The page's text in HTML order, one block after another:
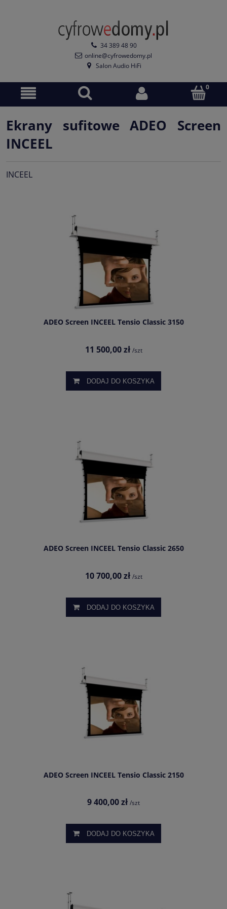
34 389 48 90
online@cyfrowedomy.pl
Salon Audio HiFi
Ekrany sufitowe ADEO Screen
INCEEL
INCEEL
ADEO Screen INCEEL Tensio Classic 3150
11 500,00 zł /szt
DODAJ DO KOSZYKA
ADEO Screen INCEEL Tensio Classic 2650
10 700,00 zł /szt
DODAJ DO KOSZYKA
ADEO Screen INCEEL Tensio Classic 2150
9 400,00 zł /szt
DODAJ DO KOSZYKA